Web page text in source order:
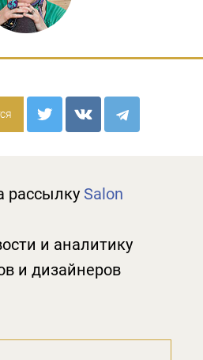
рассылку Salon
и аналитику
и дизайнеров